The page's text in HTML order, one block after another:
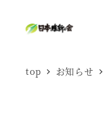
top お知らせ